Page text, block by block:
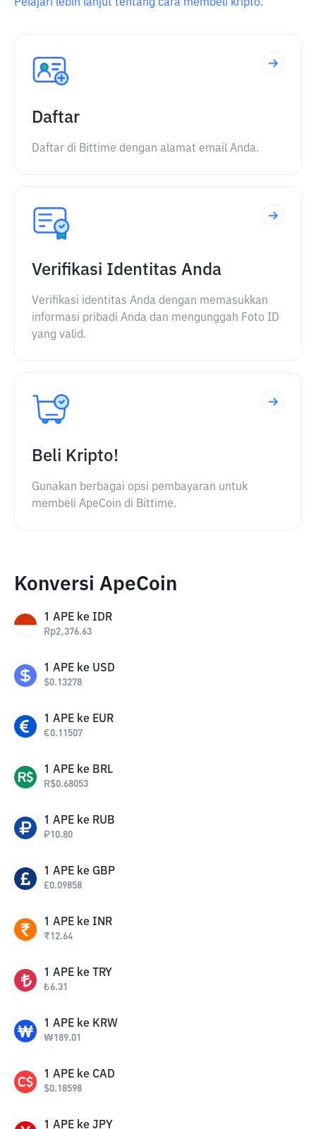
Pelajari lebih lanjut tentang cara membeli kripto.
Daftar
Daftar di Bittime dengan alamat email Anda.
Verifikasi Identitas Anda
Verifikasi identitas Anda dengan memasukkan
informasi pribadi Anda dan mengunggah Foto ID
yang valid.
Beli Kripto!
Gunakan berbagai opsi pembayaran untuk
membeli ApeCoin di Bittime.
Konversi ApeCoin
1 APE ke IDR
Rp2,376.63
1 APE ke USD
$0.13278
1 APE ke EUR
€0.11507
1 APE ke BRL
R$0.68053
1 APE ke RUB
₽10.80
1 APE ke GBP
£0.09858
1 APE ke INR
₹12.64
1 APE ke TRY
₺6.31
1 APE ke KRW
₩189.01
1 APE ke CAD
$0.18598
1 APE ke JPY